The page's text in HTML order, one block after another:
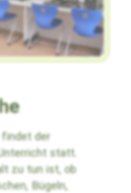
findet der
statt.
zu tun ist, ob
Bügeln,